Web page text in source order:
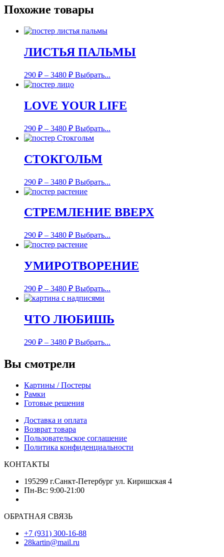
Похожие товары
ЛИСТЬЯ ПАЛЬМЫ
290 ₽ – 3480 ₽ Выбрать...
LOVE YOUR LIFE
290 ₽ – 3480 ₽ Выбрать...
СТОКГОЛЬМ
290 ₽ – 3480 ₽ Выбрать...
СТРЕМЛЕНИЕ ВВЕРХ
290 ₽ – 3480 ₽ Выбрать...
УМИРОТВОРЕНИЕ
290 ₽ – 3480 ₽ Выбрать...
ЧТО ЛЮБИШЬ
290 ₽ – 3480 ₽ Выбрать...
Вы смотрели
Картины / Постеры
Рамки
Готовые решения
Доставка и оплата
Возврат товара
Пользовательское соглашение
Политика конфиденциальности
КОНТАКТЫ
195299 г.Санкт-Петербург ул. Киришская 4
Пн-Вс: 9:00-21:00
ОБРАТНАЯ СВЯЗЬ
+7 (931) 300-16-88
28kartin@mail.ru